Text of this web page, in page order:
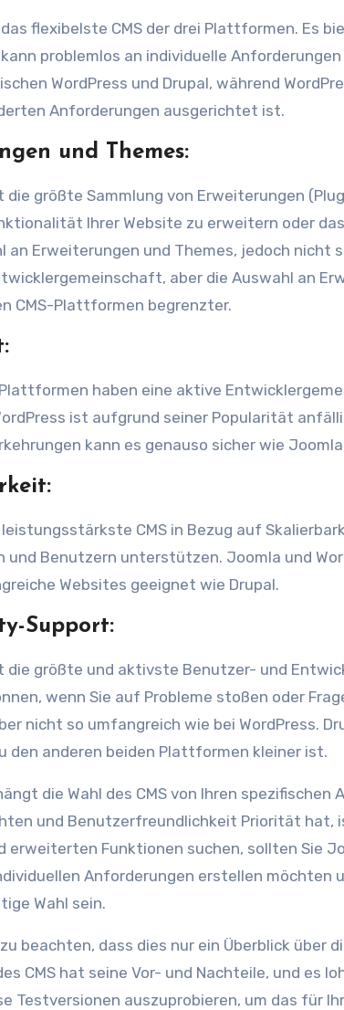
flexibelste CMS der drei Plattformen. Es
problemlos an individuelle
WordPress und Drupal, während
Anforderungen ausgerichtet ist.
und Themes:
die größte Sammlung von Erweiterungen
Ihrer Website zu erweitern oder
an Erweiterungen und Themes, jedoch nicht
aber die Auswahl an
CMS-Plattformen begrenzter.
haben eine aktive
ist aufgrund seiner Popularität
kann es genauso sicher wie
CMS in Bezug auf
und Benutzern unterstützen. Joomla und
Websites geeignet wie Drupal.
Support:
die größte und aktivste Benutzer- und
wenn Sie auf Probleme stoßen oder
nicht so umfangreich wie bei WordPress.
den anderen beiden Plattformen kleiner ist.
die Wahl des CMS von Ihren spezifischen
und Benutzerfreundlichkeit Priorität hat,
erweiterten Funktionen suchen, sollten Sie
Anforderungen erstellen möchten
Wahl sein.
beachten, dass dies nur ein Überblick über
CMS hat seine Vor- und Nachteile, und es
Testversionen auszuprobieren, um das für